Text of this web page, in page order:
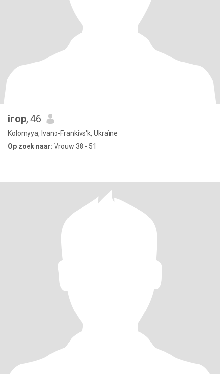
ігор, 46
Kolomyya, Ivano-Frankivs'k, Ukraïne
Op zoek naar: Vrouw 38 - 51